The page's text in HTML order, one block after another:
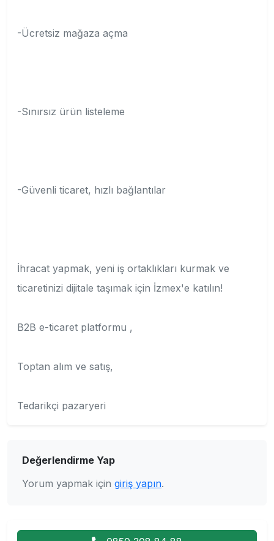
-Ücretsiz mağaza açma
-Sınırsız ürün listeleme
-Güvenli ticaret, hızlı bağlantılar
İhracat yapmak, yeni iş ortaklıkları kurmak ve
ticaretinizi dijitale taşımak için İzmex'e katılın!
B2B e-ticaret platformu ,
Toptan alım ve satış,
Tedarikçi pazaryeri
Değerlendirme Yap
Yorum yapmak için giriş yapın.